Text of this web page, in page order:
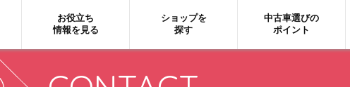
お役立ち
情報を見る
ショップを
探す
中古車選びの
ポイント